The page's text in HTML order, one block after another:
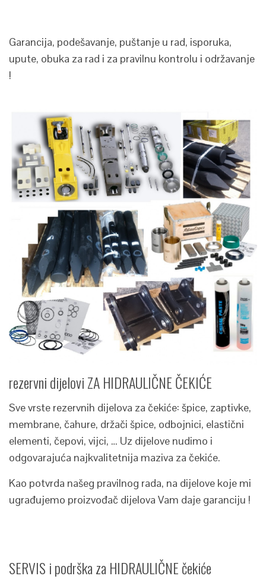
Garancija, podešavanje, puštanje u rad, isporuka,
upute, obuka za rad i za pravilnu kontrolu i održavanje
!
rezervni dijelovi ZA HIDRAULIČNE ČEKIĆE
Sve vrste rezervnih dijelova za čekiće: špice, zaptivke,
membrane, čahure, držači špice, odbojnici, elastični
elementi, čepovi, vijci, … Uz dijelove nudimo i
odgovarajuća najkvalitetnija maziva za čekiće.
Kao potvrda našeg pravilnog rada, na dijelove koje mi
ugrađujemo proizvođač dijelova Vam daje garanciju !
SERVIS i podrška za HIDRAULIČNE čekiće